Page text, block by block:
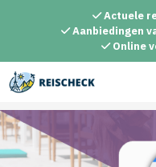
inhoud
Actuele
Aanbiedingen
Online